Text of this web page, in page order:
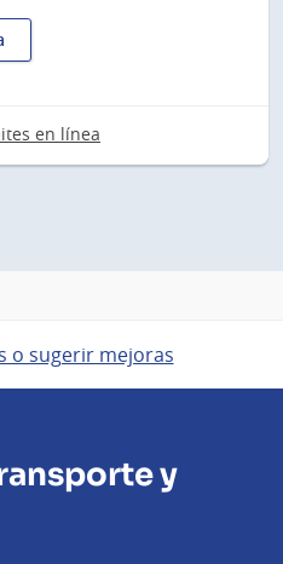
en línea
o sugerir mejoras
y